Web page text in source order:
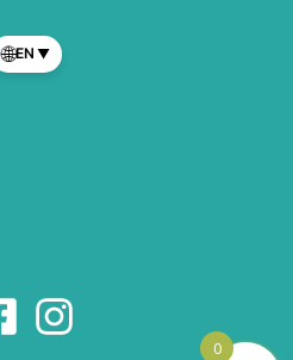
🌐EN ▼
0